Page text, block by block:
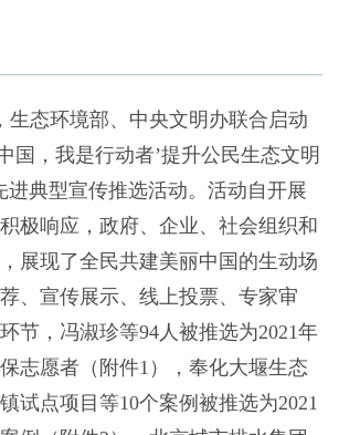
态环境部、中央文明办联合启动
国，我是行动者’提升公民生态文明
进典型宣传推选活动。活动自开展
极响应，政府、企业、社会组织和
展现了全民共建美丽中国的生动场
、宣传展示、线上投票、专家审
节，冯淑珍等94人被推选为2021年
志愿者（附件1），奉化大堰生态
试点项目等10个案例被推选为2021